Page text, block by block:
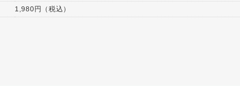
1,980円（税込）